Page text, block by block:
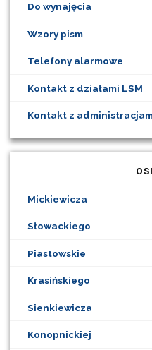
Do wynajęcia
Wzory pism
Telefony alarmowe
Kontakt z działami LSM
Kontakt z
Mickiewicza
Słowackiego
Piastowskie
Krasińskiego
Sienkiewicza
Konopnickiej